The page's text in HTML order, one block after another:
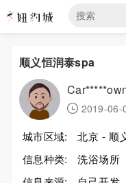
顺义恒润泰spa
2019-06-
城市区域:
北京 - 顺
信息种类:
洗浴场所